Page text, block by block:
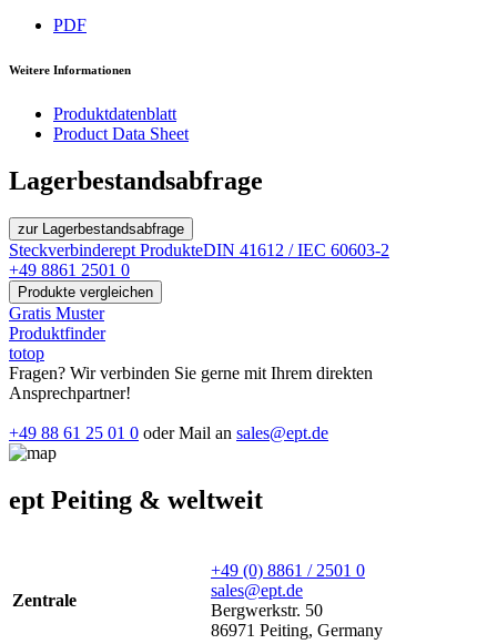
PDF
Weitere Informationen
Produktdatenblatt
Product Data Sheet
Lagerbestandsabfrage
zur Lagerbestandsabfrage
Steckverbinderept ProdukteDIN 41612 / IEC 60603-2
+49 8861 2501 0
Produkte vergleichen
Gratis Muster
Produktfinder
totop
Fragen? Wir verbinden Sie gerne mit Ihrem direkten
Ansprechpartner!
+49 88 61 25 01 0 oder Mail an sales@ept.de
ept Peiting & weltweit
Zentrale
+49 (0) 8861 / 2501 0
sales@ept.de
Bergwerkstr. 50
86971 Peiting, Germany